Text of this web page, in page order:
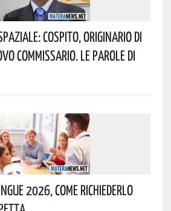
Cospito, Originario Di
Commissario. Le Parole Di
2026, Come Richiederlo